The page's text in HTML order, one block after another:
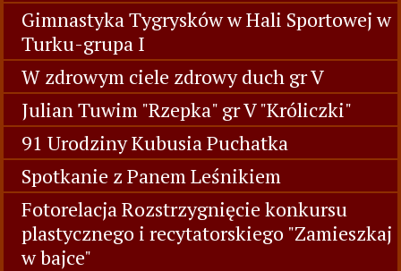
Gimnastyka Tygrysków w Hali Sportowej w
Turku-grupa I
W zdrowym ciele zdrowy duch gr V
Julian Tuwim "Rzepka" gr V "Króliczki"
91 Urodziny Kubusia Puchatka
Spotkanie z Panem Leśnikiem
Fotorelacja Rozstrzygnięcie konkursu
plastycznego i recytatorskiego "Zamieszkaj
w bajce"